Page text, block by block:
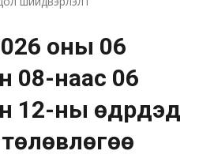
оны 06
08-наас 06
12-ны өдрүүдэд